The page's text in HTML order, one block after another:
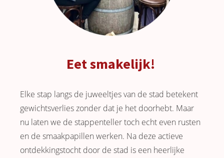
Eet smakelijk!
Elke stap langs de juweeltjes van de stad betekent
gewichtsverlies zonder dat je het doorhebt. Maar
nu laten we de stappenteller toch echt even rusten
en de smaakpapillen werken. Na deze actieve
ontdekkingstocht door de stad is een heerlijke